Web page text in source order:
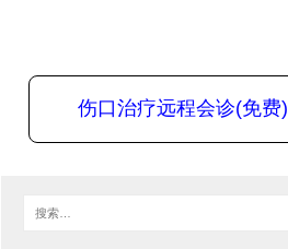
伤口治疗远程会诊(免费)